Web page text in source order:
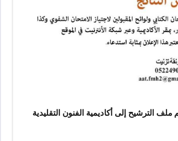
الترشيح إلى أكاديمية الفنون التقليدية